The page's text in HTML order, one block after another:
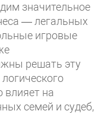
значительное
— легальных
игровые
решать эту
влияет на
семей и судеб,